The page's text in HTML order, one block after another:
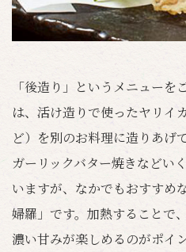
「後造り」というメニュー
は、活け造りで使ったヤリイ
ど）を別のお料理に造りあげ
ガーリックバター焼きなどい
いますが、なかでもおすす
婦羅」です。加熱することで
濃い甘みが楽しめるのがポイ